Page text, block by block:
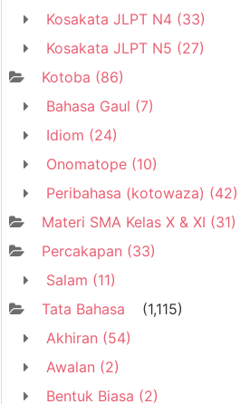
Kosakata JLPT N4 (33)
Kosakata JLPT N5 (27)
Kotoba (86)
Bahasa Gaul (7)
Idiom (24)
Onomatope (10)
Peribahasa (kotowaza) (42)
Materi SMA Kelas X & XI (31)
Percakapan (33)
Salam (11)
Tata Bahasa
(1,115)
Akhiran (54)
Awalan (2)
Bentuk Biasa (2)